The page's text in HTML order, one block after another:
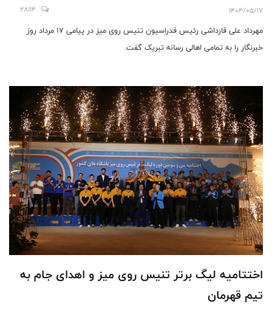
1404/05/17
28114
مهرداد علی قارداشی رئیس فدراسیون تنیس روی میز در پیامی ۱۷ مرداد روز
خبرنگار را به تمامی اهالی رسانه تبریک گفت.
اختتامیه لیگ برتر تنیس روی میز و اهدای جام به
تیم قهرمان